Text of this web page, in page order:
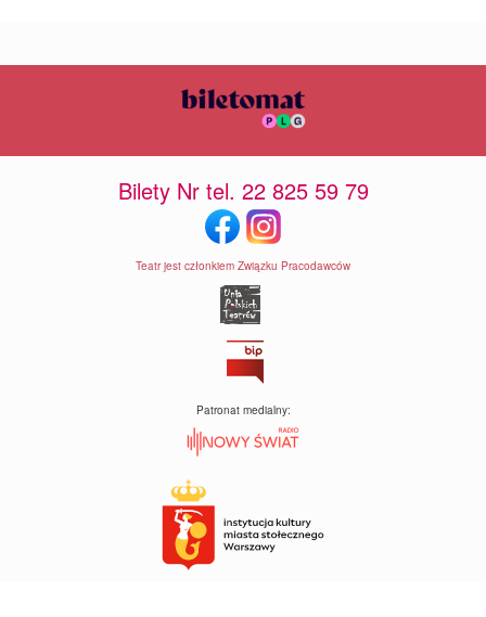
Bilety Nr tel. 22 825 59 79
Teatr jest członkiem Związku Pracodawców
Patronat medialny: